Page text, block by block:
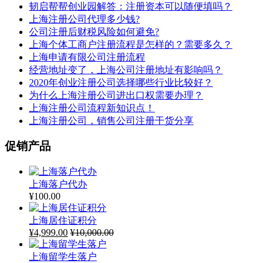
韧启帮帮创业园解答：注册资本可以随便填吗？
上海注册公司代理多少钱?
公司注册后财税风险如何避免?
上海个体工商户注册流程是怎样的？需要多久？
上海申请有限公司注册流程
经营地址变了，上海公司注册地址有影响吗？
2020年创业注册公司选择哪些行业比较好？
为什么上海注册公司进出口权需要办理？
上海注册公司流程新知识点！
上海注册公司，销售公司注册干货分享
促销产品
上海落户代办
¥100.00
上海居住证积分
¥4,999.00 ¥10,000.00
上海留学生落户